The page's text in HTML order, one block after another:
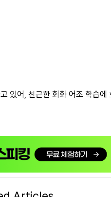
있어, 친근한 회화 어조 학습에